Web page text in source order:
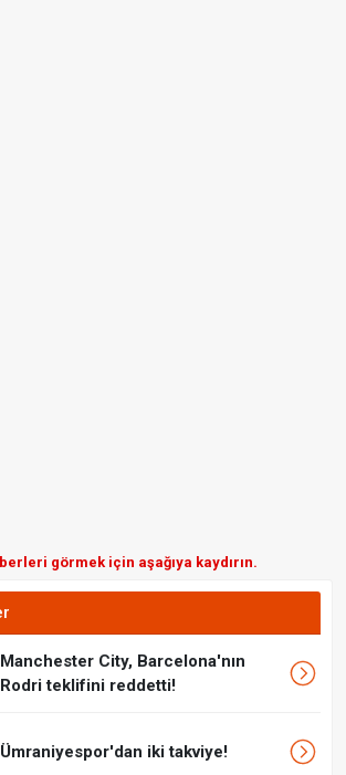
görmek için aşağıya kaydırın.
Manchester City, Barcelona'nın
Rodri teklifini reddetti!
Ümraniyespor'dan iki takviye!